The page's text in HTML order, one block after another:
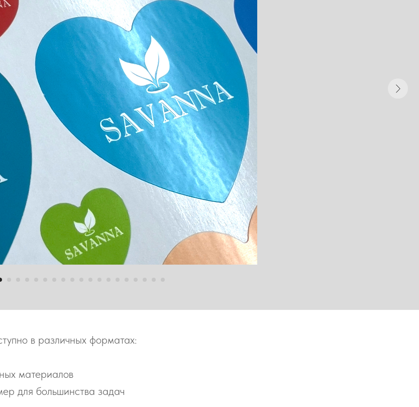
в различных форматах:
материалов
для большинства задач